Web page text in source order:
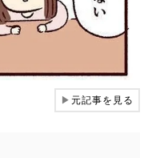
▶元記事を見る